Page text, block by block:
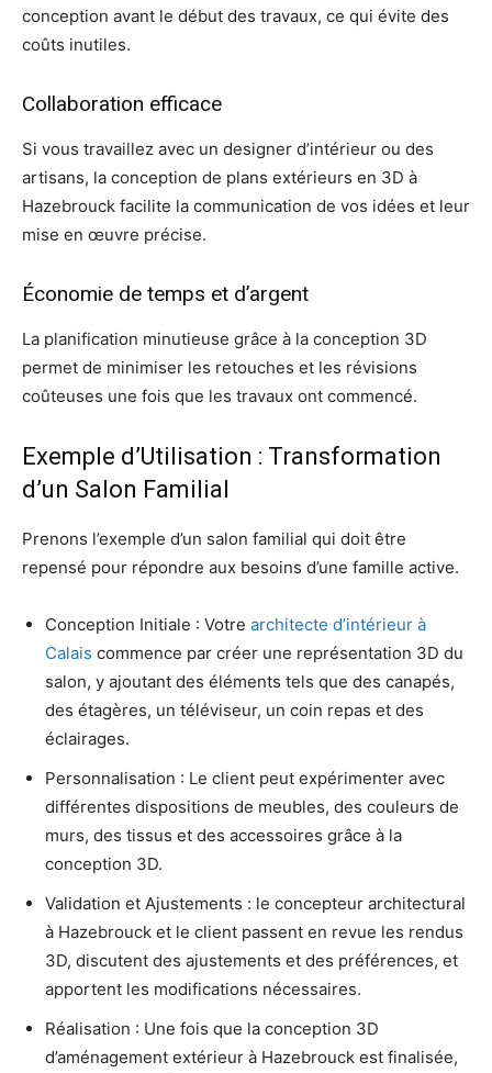
conception avant le début des travaux, ce qui évite des
coûts inutiles.
Collaboration efficace
Si vous travaillez avec un designer d’intérieur ou des
artisans, la conception de plans extérieurs en 3D à
Hazebrouck facilite la communication de vos idées et leur
mise en œuvre précise.
Économie de temps et d’argent
La planification minutieuse grâce à la conception 3D
permet de minimiser les retouches et les révisions
coûteuses une fois que les travaux ont commencé.
Exemple d’Utilisation : Transformation
d’un Salon Familial
Prenons l’exemple d’un salon familial qui doit être
repensé pour répondre aux besoins d’une famille active.
Conception Initiale : Votre architecte d’intérieur à
Calais commence par créer une représentation 3D du
salon, y ajoutant des éléments tels que des canapés,
des étagères, un téléviseur, un coin repas et des
éclairages.
Personnalisation : Le client peut expérimenter avec
différentes dispositions de meubles, des couleurs de
murs, des tissus et des accessoires grâce à la
conception 3D.
Validation et Ajustements : le concepteur architectural
à Hazebrouck et le client passent en revue les rendus
3D, discutent des ajustements et des préférences, et
apportent les modifications nécessaires.
Réalisation : Une fois que la conception 3D
d’aménagement extérieur à Hazebrouck est finalisée,